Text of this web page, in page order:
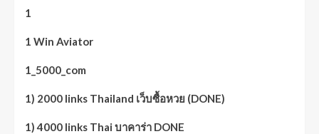
1
1 Win Aviator
1_5000_com
1) 2000 links Thailand เว็บซื้อหวย (DONE)
1) 4000 links Thai บาคาร่า DONE